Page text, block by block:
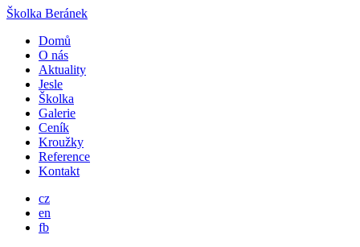
Školka Beránek
Domů
O nás
Aktuality
Jesle
Školka
Galerie
Ceník
Kroužky
Reference
Kontakt
cz
en
fb